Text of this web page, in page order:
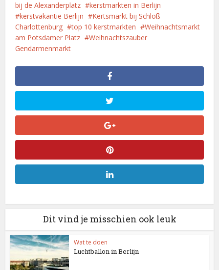
bij de Alexanderplatz
kerstmarkten in Berlijn
kerstvakantie Berlijn
Kertsmarkt bij Schloß
Charlottenburg
top 10 kerstmarkten
Weihnachtsmarkt
am Potsdamer Platz
Weihnachtszauber
Gendarmenmarkt
Dit vind je misschien ook leuk
Wat te doen
Luchtballon in Berlijn